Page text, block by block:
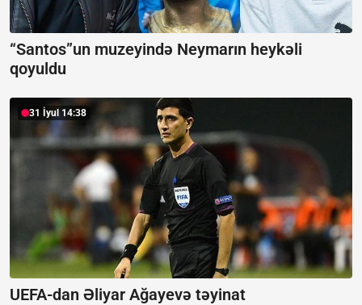
“Santos”un muzeyində Neymarın heykəli
qoyuldu
31 İyul 14:38
UEFA-dan Əliyar Ağayevə təyinat